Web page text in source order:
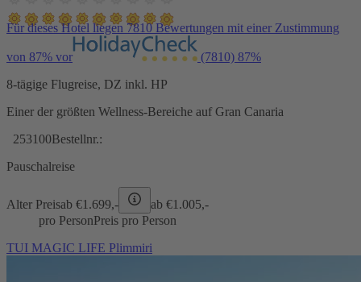
Für dieses Hotel liegen 7810 Bewertungen mit einer Zustimmung
von 87% vor (7810) 87%
8-tägige Flugreise, DZ inkl. HP
Einer der größten Wellness-Bereiche auf Gran Canaria
253100Bestellnr.:
Pauschalreise
Alter Preisab €1.699,- ab €1.005,-
pro PersonPreis pro Person
TUI MAGIC LIFE Plimmiri